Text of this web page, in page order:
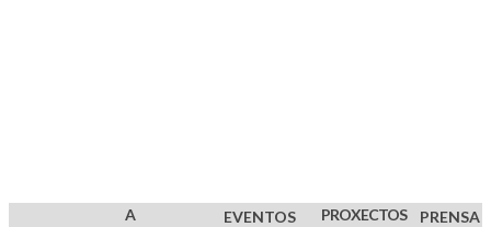
A
EVENTOS
PROXECTOS
PRENSA